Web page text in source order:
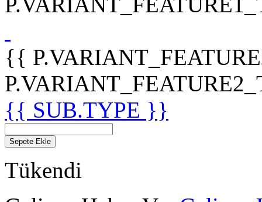
{{
{{ SUB.TYPE }}
Sepete Ekle
Tükendi